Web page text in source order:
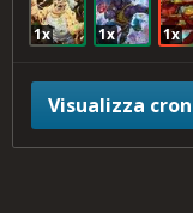
1x 1x 1x
Visualizza